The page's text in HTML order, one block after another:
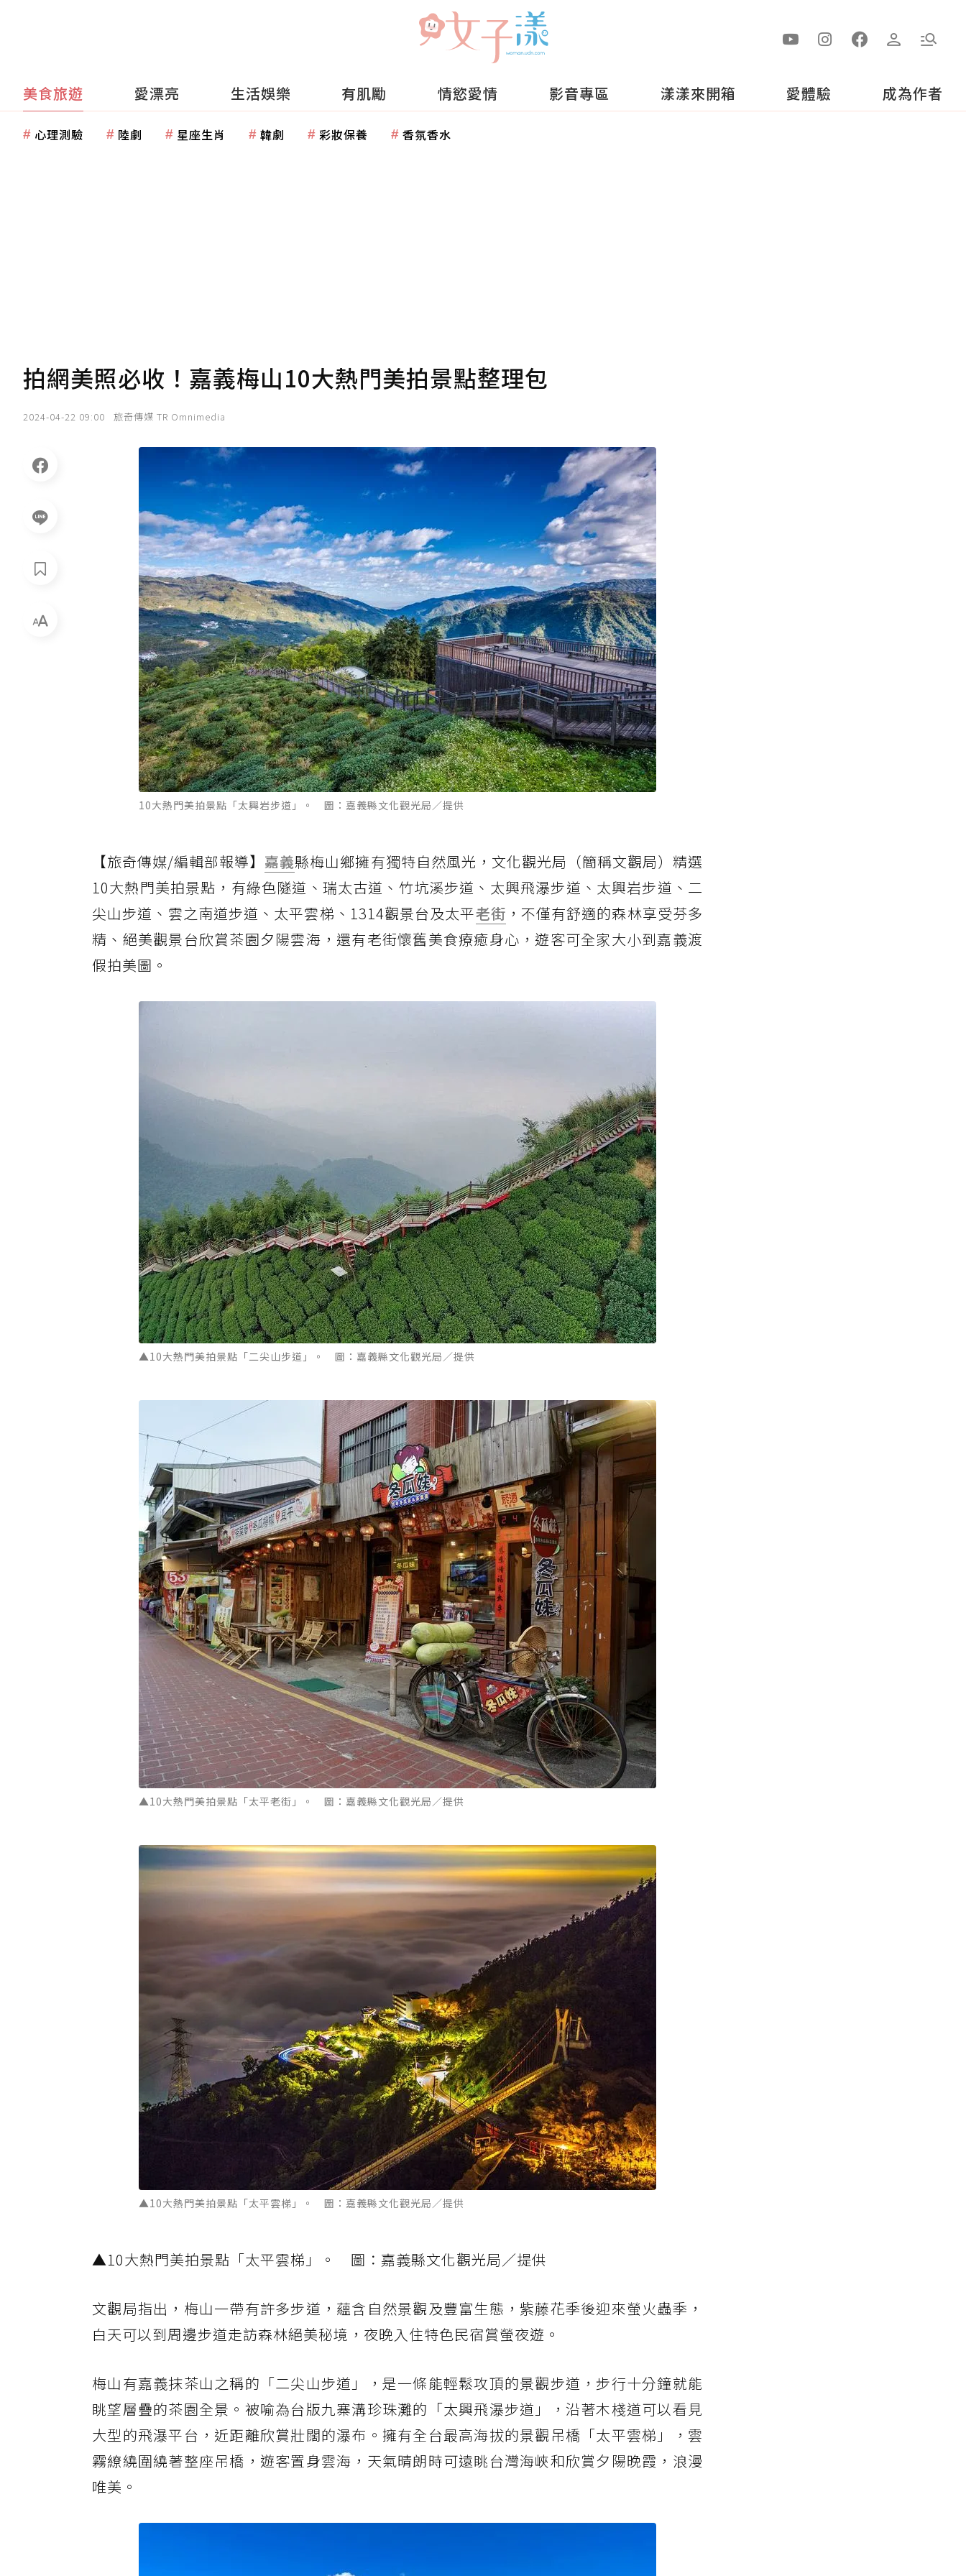
美食旅遊 愛漂亮 生活娛樂 有肌勵 情慾愛情 影音專區 漾漾來開箱 愛體驗 成為作者
心理測驗 陸劇 星座生肖 韓劇 彩妝保養 香氛香水
拍網美照必收！嘉義梅山10大熱門美拍景點整理包
2024-04-22 09:00 旅奇傳媒 TR Omnimedia
10大熱門美拍景點「太興岩步道」。 圖：嘉義縣文化觀光局／提供
【旅奇傳媒/編輯部報導】 嘉義縣梅山鄉擁有獨特自然風光，文化觀光局（簡稱文觀局）精選
10大熱門美拍景點，有綠色隧道、瑞太古道、竹坑溪步道、太興飛瀑步道、太興岩步道、二
尖山步道、雲之南道步道、太平雲梯、1314觀景台及太平老街 ，不僅有舒適的森林享受芬多
精、絕美觀景台欣賞茶園夕陽雲海，還有老街懷舊美食療癒身心，遊客可全家大小到嘉義渡
假拍美圖。
▲10大熱門美拍景點「二尖山步道」。 圖：嘉義縣文化觀光局／提供
▲10大熱門美拍景點「太平老街」。 圖：嘉義縣文化觀光局／提供
▲10大熱門美拍景點「太平雲梯」。 圖：嘉義縣文化觀光局／提供
▲10大熱門美拍景點「太平雲梯」。 圖：嘉義縣文化觀光局／提供
文觀局指出，梅山一帶有許多步道，蘊含自然景觀及豐富生態，紫藤花季後迎來螢火蟲季，
白天可以到周邊步道走訪森林絕美秘境，夜晚入住特色民宿賞螢夜遊。
梅山有嘉義抹茶山之稱的「二尖山步道」，是一條能輕鬆攻頂的景觀步道，步行十分鐘就能
眺望層疊的茶園全景。被喻為台版九寨溝珍珠灘的「太興飛瀑步道」，沿著木棧道可以看見
大型的飛瀑平台，近距離欣賞壯闊的瀑布。擁有全台最高海拔的景觀吊橋「太平雲梯」，雲
霧繚繞圍繞著整座吊橋，遊客置身雲海，天氣晴朗時可遠眺台灣海峽和欣賞夕陽晚霞，浪漫
唯美。